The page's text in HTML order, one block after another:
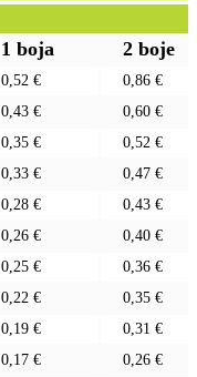
1 boja 2 boje
0,52 €
0,86 €
0,43 €
0,60 €
0,35 €
0,52 €
0,33 €
0,47 €
0,28 €
0,43 €
0,26 €
0,40 €
0,25 €
0,36 €
0,22 €
0,35 €
0,19 €
0,31 €
0,17 €
0,26 €